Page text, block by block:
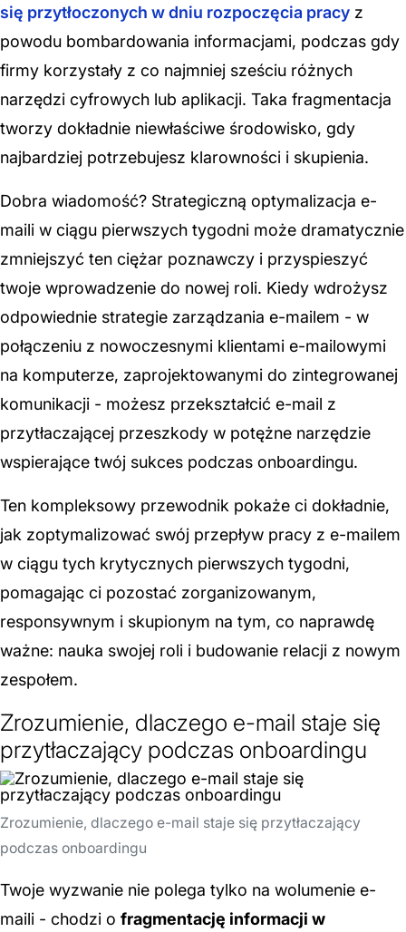
się przytłoczonych w dniu rozpoczęcia pracy z
powodu bombardowania informacjami, podczas gdy
firmy korzystały z co najmniej sześciu różnych
narzędzi cyfrowych lub aplikacji. Taka fragmentacja
tworzy dokładnie niewłaściwe środowisko, gdy
najbardziej potrzebujesz klarowności i skupienia.
Dobra wiadomość? Strategiczną optymalizacja e-
maili w ciągu pierwszych tygodni może dramatycznie
zmniejszyć ten ciężar poznawczy i przyspieszyć
twoje wprowadzenie do nowej roli. Kiedy wdrożysz
odpowiednie strategie zarządzania e-mailem - w
połączeniu z nowoczesnymi klientami e-mailowymi
na komputerze, zaprojektowanymi do zintegrowanej
komunikacji - możesz przekształcić e-mail z
przytłaczającej przeszkody w potężne narzędzie
wspierające twój sukces podczas onboardingu.
Ten kompleksowy przewodnik pokaże ci dokładnie,
jak zoptymalizować swój przepływ pracy z e-mailem
w ciągu tych krytycznych pierwszych tygodni,
pomagając ci pozostać zorganizowanym,
responsywnym i skupionym na tym, co naprawdę
ważne: nauka swojej roli i budowanie relacji z nowym
zespołem.
Zrozumienie, dlaczego e-mail staje się
przytłaczający podczas onboardingu
Zrozumienie, dlaczego e-mail staje się przytłaczający
podczas onboardingu
Twoje wyzwanie nie polega tylko na wolumenie e-
maili - chodzi o fragmentację informacji w